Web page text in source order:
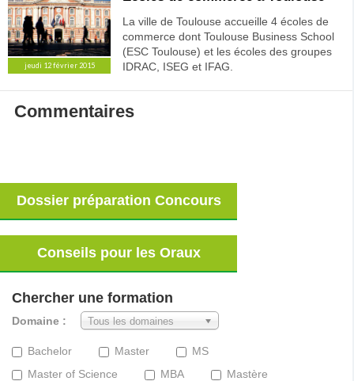
jeudi 12 février 2015
La ville de Toulouse accueille 4 écoles de
commerce dont Toulouse Business School
(ESC Toulouse) et les écoles des groupes
IDRAC, ISEG et IFAG.
Commentaires
Dossier préparation Concours
Conseils pour les Oraux
Chercher une formation
Domaine : Tous les domaines
Bachelor Master
MS
Master of Science
MBA
Mastère